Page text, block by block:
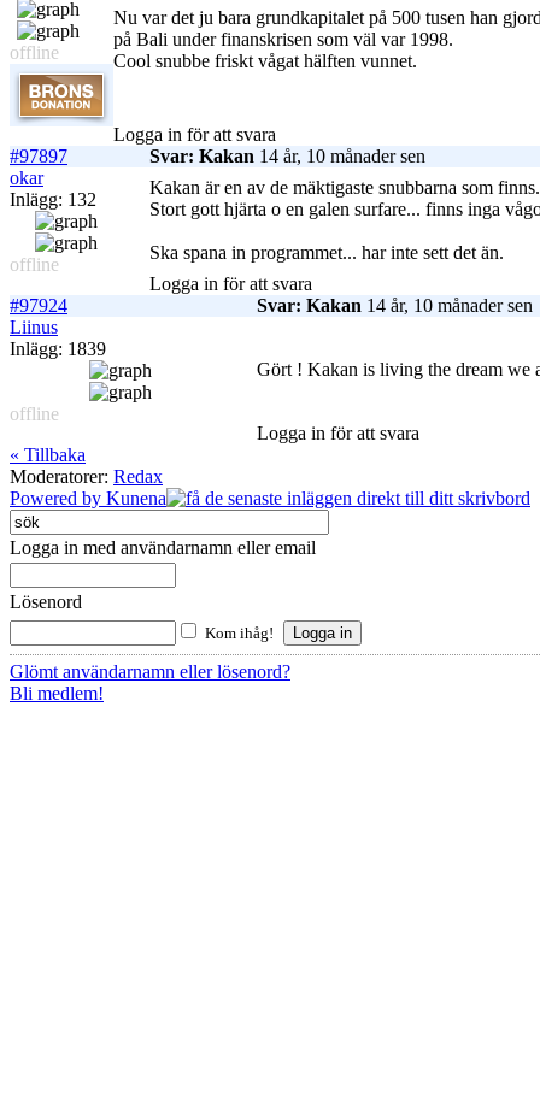
offline
Nu var det ju bara grundkapitalet på 500 tusen han
på Bali under finanskrisen som väl var 1998.
Cool snubbe friskt vågat hälften vunnet.
Logga in för att svara
#97897
Svar: Kakan 14 år, 10 månader sen
okar
Inlägg: 132
offline
Kakan är en av de mäktigaste snubbarna som finns.
Stort gott hjärta o en galen surfare... finns inga
Ska spana in programmet... har inte sett det än.
Logga in för att svara
#97924
Svar: Kakan 14 år, 10 månader sen
Liinus
Inlägg: 1839
offline
Gört ! Kakan is living the dream we
Logga in för att svara
« Tillbaka
Moderatorer: Redax
Powered by Kunena
Logga in med användarnamn eller email
Lösenord
Kom ihåg!
Glömt användarnamn eller lösenord?
Bli medlem!